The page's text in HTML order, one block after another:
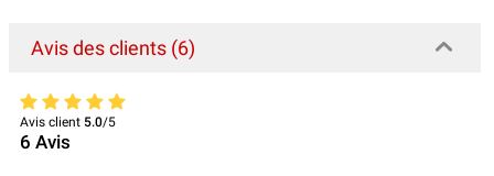
Avis des clients (6)
Avis client 5.0/5
6 Avis